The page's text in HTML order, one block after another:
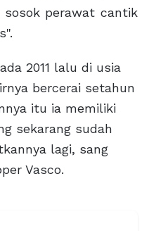
perawat cantik
2011 lalu di usia
bercerai setahun
itu ia memiliki
sekarang sudah
lagi, sang
Vasco.